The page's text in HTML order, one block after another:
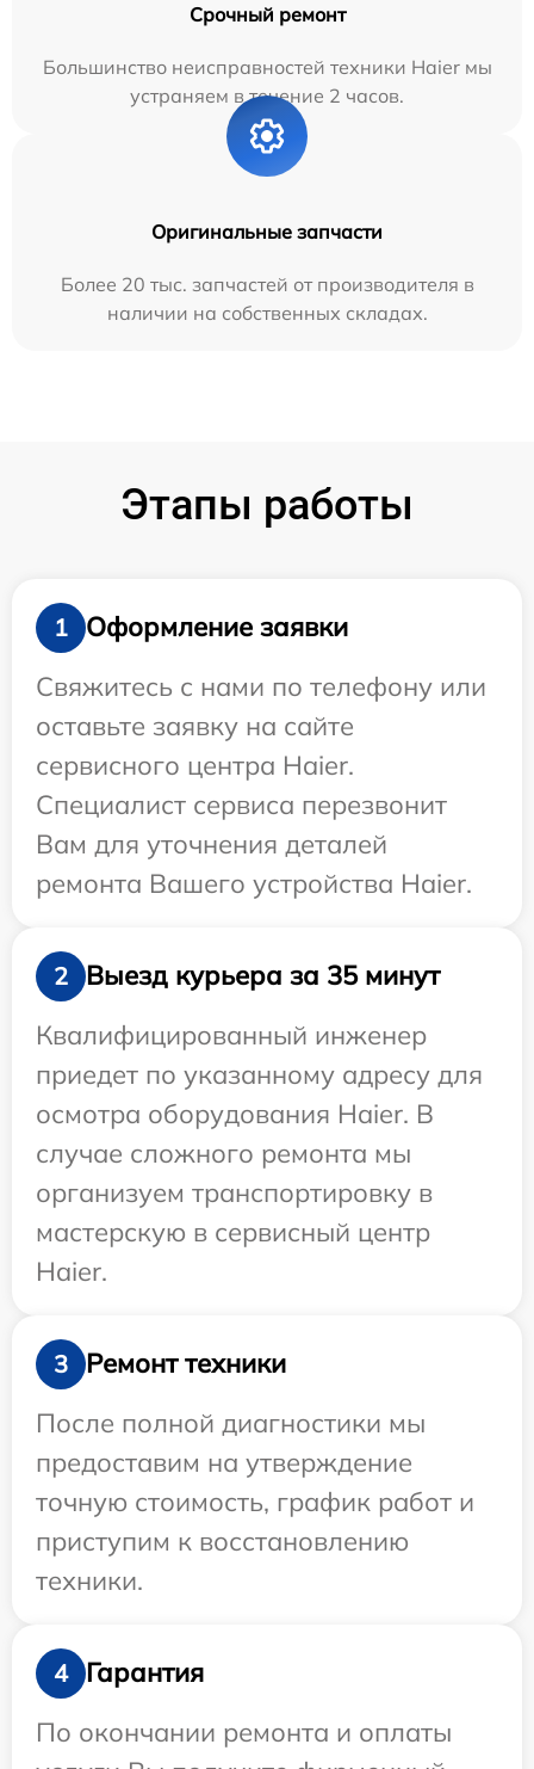
Срочный ремонт
Большинство неисправностей техники Haier мы
устраняем в течение 2 часов.
Оригинальные запчасти
Более 20 тыс. запчастей от производителя в
наличии на собственных складах.
Этапы работы
1
Оформление заявки
Свяжитесь с нами по телефону или
оставьте заявку на сайте
сервисного центра Haier.
Специалист сервиса перезвонит
Вам для уточнения деталей
ремонта Вашего устройства Haier.
2
Выезд курьера за 35 минут
Квалифицированный инженер
приедет по указанному адресу для
осмотра оборудования Haier. В
случае сложного ремонта мы
организуем транспортировку в
мастерскую в сервисный центр
Haier.
3
Ремонт техники
После полной диагностики мы
предоставим на утверждение
точную стоимость, график работ и
приступим к восстановлению
техники.
4
Гарантия
По окончании ремонта и оплаты